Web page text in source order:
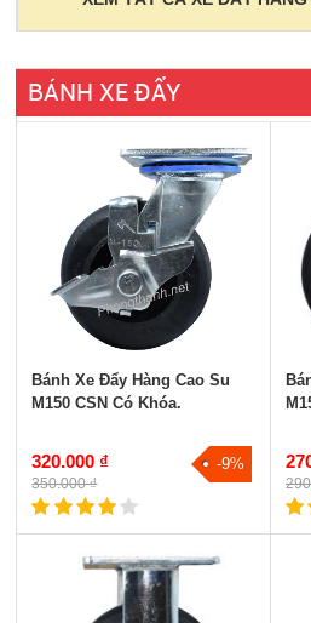
BÁNH XE ĐẨY
Bánh xe đẩy di động (xoay)
Bánh xe đẩy PP
Bánh xe đẩy PU
Bánh Xe Đẩy Hàng Cao Su
M150 CSN Có Khóa.
320.000 ₫
350.000 ₫
-9%